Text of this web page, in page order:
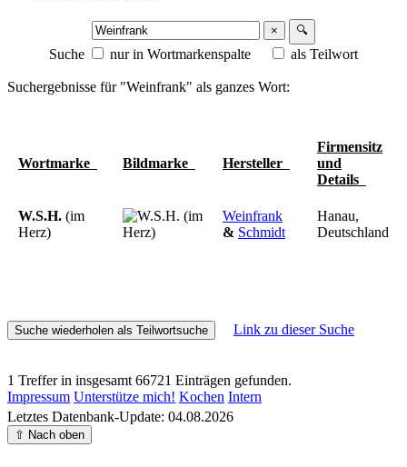
× 🔍
Suche nur in Wortmarkenspalte als Teilwort
Suchergebnisse für "Weinfrank" als ganzes Wort:
Wortmarke Bildmarke Hersteller
Firmensitz
und
Details
W.S.H. (im
Herz)
Weinfrank
& Schmidt
Hanau,
Deutschland
Link zu dieser Suche
1 Treffer in insgesamt 66721 Einträgen gefunden.
Impressum Unterstütze mich! Kochen Intern
Letztes Datenbank-Update: 04.08.2026
⇧ Nach oben